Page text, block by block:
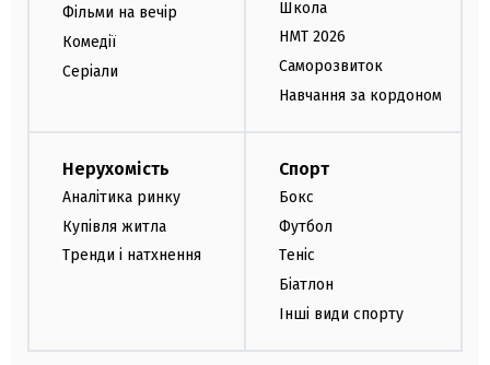
Фільми на вечір
Комедії
Серіали
Школа
НМТ 2026
Саморозвиток
Навчання за кордоном
Нерухомість
Аналітика ринку
Купівля житла
Тренди і натхнення
Спорт
Бокс
Футбол
Теніс
Біатлон
Інші види спорту